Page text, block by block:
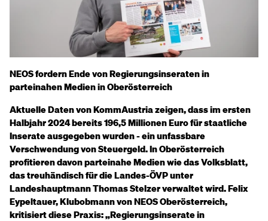
NEOS fordern Ende von Regierungsinseraten in
parteinahen Medien in Oberösterreich
Aktuelle Daten von KommAustria zeigen, dass im ersten
Halbjahr 2024 bereits 196,5 Millionen Euro für staatliche
Inserate ausgegeben wurden - ein unfassbare
Verschwendung von Steuergeld. In Oberösterreich
profitieren davon parteinahe Medien wie das Volksblatt,
das treuhändisch für die Landes-ÖVP unter
Landeshauptmann Thomas Stelzer verwaltet wird. Felix
Eypeltauer, Klubobmann von NEOS Oberösterreich,
kritisiert diese Praxis: „Regierungsinserate in